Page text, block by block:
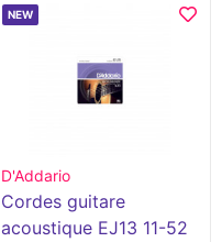
NEW
D'Addario
Cordes guitare
acoustique EJ13 11-52